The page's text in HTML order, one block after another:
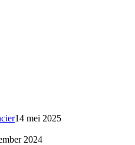
14 mei 2025
2024